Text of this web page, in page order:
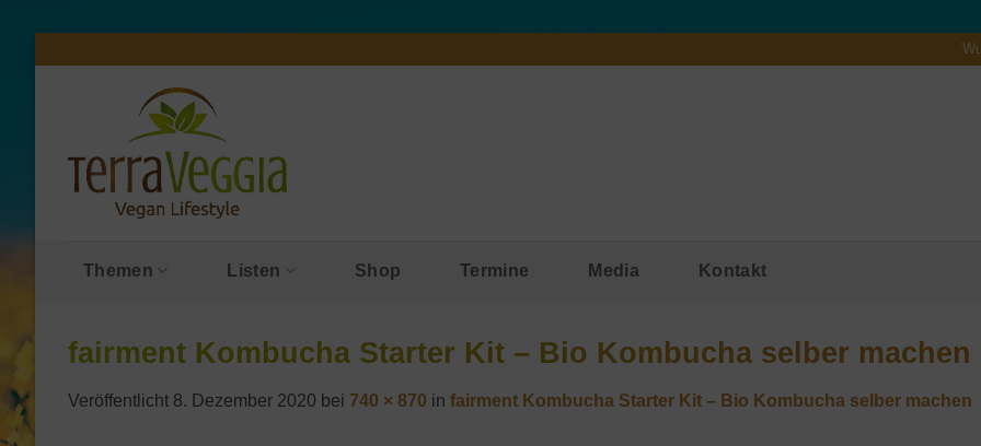
Themen Listen Shop Termine Media Kontakt
fairment Kombucha Starter Kit – Bio Kombucha selber machen
Veröffentlicht 8. Dezember 2020 bei 740 × 870 in fairment Kombucha Starter Kit – Bio Kombucha selber machen